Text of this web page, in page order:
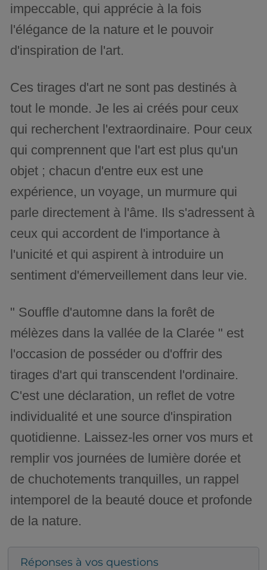
impeccable, qui apprécie à la fois
l'élégance de la nature et le pouvoir
d'inspiration de l'art.
Ces tirages d'art ne sont pas destinés à
tout le monde. Je les ai créés pour ceux
qui recherchent l'extraordinaire. Pour ceux
qui comprennent que l'art est plus qu'un
objet ; chacun d'entre eux est une
expérience, un voyage, un murmure qui
parle directement à l'âme. Ils s'adressent à
ceux qui accordent de l'importance à
l'unicité et qui aspirent à introduire un
sentiment d'émerveillement dans leur vie.
" Souffle d'automne dans la forêt de
mélèzes dans la vallée de la Clarée " est
l'occasion de posséder ou d'offrir des
tirages d'art qui transcendent l'ordinaire.
C'est une déclaration, un reflet de votre
individualité et une source d'inspiration
quotidienne. Laissez-les orner vos murs et
remplir vos journées de lumière dorée et
de chuchotements tranquilles, un rappel
intemporel de la beauté douce et profonde
de la nature.
Réponses à vos questions